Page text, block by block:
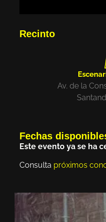
Recinto
Av. de la
Fechas
Este evento ya se ha
Consulta próximos